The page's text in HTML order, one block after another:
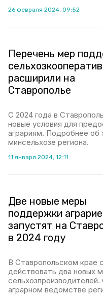
26 февраля 2024, 09:52
Перечень мер
расширили на
Ставрополье
С 2024 года в
новые условия для
аграриям. Подробнее об
минсельхозе региона.
11 января 2024, 12:11
Две новые меры
поддержки
запустят на
в 2024 году
В Ставропольском крае
действовать два новых
аграрном ведомстве